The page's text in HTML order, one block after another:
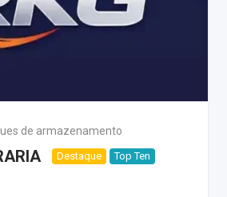
de armazenamento
Destaque Top Ten